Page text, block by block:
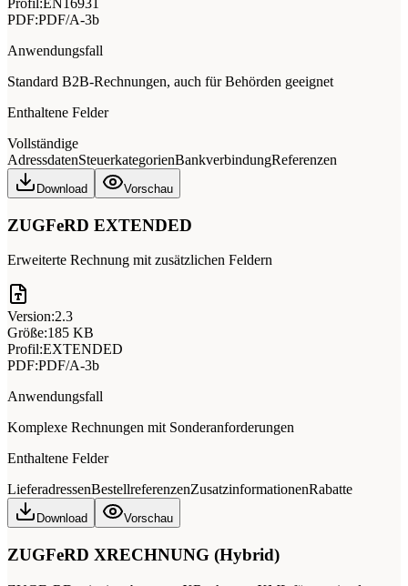
Profil:EN16931
PDF:PDF/A-3b
Anwendungsfall
Standard B2B-Rechnungen, auch für Behörden geeignet
Enthaltene Felder
Vollständige
AdressdatenSteuerkategorienBankverbindungReferenzen
Download Vorschau
ZUGFeRD EXTENDED
Erweiterte Rechnung mit zusätzlichen Feldern
Version:2.3
Größe:185 KB
Profil:EXTENDED
PDF:PDF/A-3b
Anwendungsfall
Komplexe Rechnungen mit Sonderanforderungen
Enthaltene Felder
LieferadressenBestellreferenzenZusatzinformationenRabatte
Download Vorschau
ZUGFeRD XRECHNUNG (Hybrid)